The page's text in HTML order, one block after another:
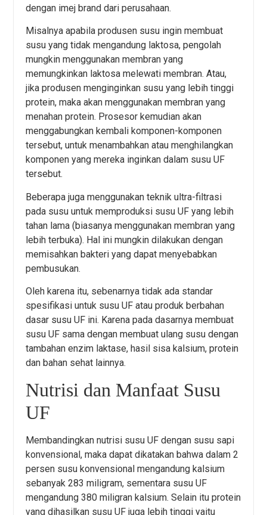
dengan imej brand dari perusahaan.
Misalnya apabila produsen susu ingin membuat
susu yang tidak mengandung laktosa, pengolah
mungkin menggunakan membran yang
memungkinkan laktosa melewati membran. Atau,
jika produsen menginginkan susu yang lebih tinggi
protein, maka akan menggunakan membran yang
menahan protein. Prosesor kemudian akan
menggabungkan kembali komponen-komponen
tersebut, untuk menambahkan atau menghilangkan
komponen yang mereka inginkan dalam susu UF
tersebut.
Beberapa juga menggunakan teknik ultra-filtrasi
pada susu untuk memproduksi susu UF yang lebih
tahan lama (biasanya menggunakan membran yang
lebih terbuka). Hal ini mungkin dilakukan dengan
memisahkan bakteri yang dapat menyebabkan
pembusukan.
Oleh karena itu, sebenarnya tidak ada standar
spesifikasi untuk susu UF atau produk berbahan
dasar susu UF ini. Karena pada dasarnya membuat
susu UF sama dengan membuat ulang susu dengan
tambahan enzim laktase, hasil sisa kalsium, protein
dan bahan sehat lainnya.
Nutrisi dan Manfaat Susu
UF
Membandingkan nutrisi susu UF dengan susu sapi
konvensional, maka dapat dikatakan bahwa dalam 2
persen susu konvensional mengandung kalsium
sebanyak 283 miligram, sementara susu UF
mengandung 380 miligran kalsium. Selain itu protein
yang dihasilkan susu UF juga lebih tinggi yaitu